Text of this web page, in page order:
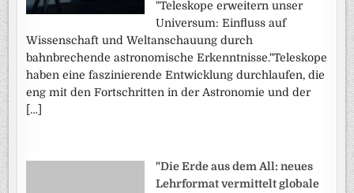
"Teleskope erweitern unser
Universum: Einfluss auf
Wissenschaft und Weltanschauung durch
bahnbrechende astronomische Erkenntnisse."Teleskope
haben eine faszinierende Entwicklung durchlaufen, die
eng mit den Fortschritten in der Astronomie und der
[…]
"Die Erde aus dem All: neues
Lehrformat vermittelt globale